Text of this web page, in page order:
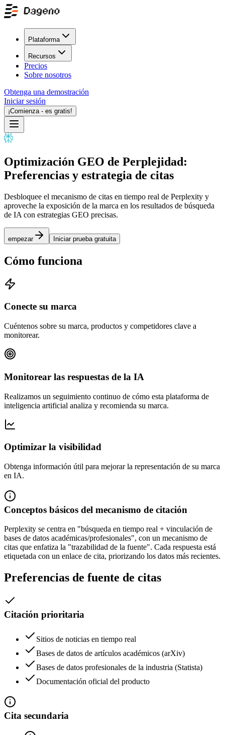
Plataforma
Recursos
Precios
Sobre nosotros
Obtenga una demostración
Iniciar sesión
¡Comienza - es gratis!
Optimización GEO de Perplejidad:
Preferencias y estrategia de citas
Desbloquee el mecanismo de citas en tiempo real de Perplexity y
aproveche la exposición de la marca en los resultados de búsqueda
de IA con estrategias GEO precisas.
empezar Iniciar prueba gratuita
Cómo funciona
Conecte su marca
Cuéntenos sobre su marca, productos y competidores clave a
monitorear.
Monitorear las respuestas de la IA
Realizamos un seguimiento continuo de cómo esta plataforma de
inteligencia artificial analiza y recomienda su marca.
Optimizar la visibilidad
Obtenga información útil para mejorar la representación de su marca
en IA.
Conceptos básicos del mecanismo de citación
Perplexity se centra en "búsqueda en tiempo real + vinculación de
bases de datos académicas/profesionales", con un mecanismo de
citas que enfatiza la "trazabilidad de la fuente". Cada respuesta está
etiquetada con un enlace de cita, priorizando los datos más recientes.
Preferencias de fuente de citas
Citación prioritaria
Sitios de noticias en tiempo real
Bases de datos de artículos académicos (arXiv)
Bases de datos profesionales de la industria (Statista)
Documentación oficial del producto
Cita secundaria